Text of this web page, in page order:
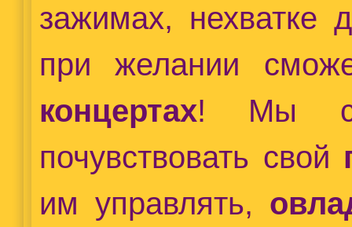
зажимах, нехватке
при желании
концертах! Мы с
почувствовать свой
им управлять,